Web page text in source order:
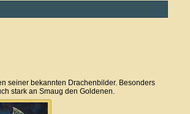
seiner bekannten Drachenbilder. Besonders
stark an Smaug den Goldenen.